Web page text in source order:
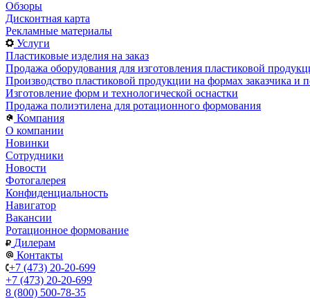
Обзоры
Дисконтная карта
Рекламные материалы
Услуги
Пластиковые изделия на заказ
Продажа оборудования для изготовления пластиковой
Производство пластиковой продукции на формах заказчика и
Изготовление форм и технологической оснастки
Продажа полиэтилена для ротационного формования
Компания
О компании
Новинки
Сотрудники
Новости
Фотогалерея
Конфиденциальность
Навигатор
Вакансии
Ротационное формование
Дилерам
Контакты
+7 (473) 20-20-699
+7 (473) 20-20-699
8 (800) 500-78-35